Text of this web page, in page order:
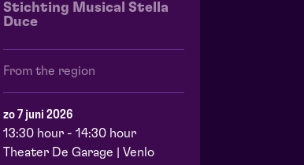
Stichting Musical Stella
Duce
From the region
zo 7 juni 2026
13:30 hour - 14:30 hour
Theater De Garage | Venlo